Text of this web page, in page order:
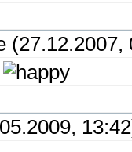
(27.12.2007,